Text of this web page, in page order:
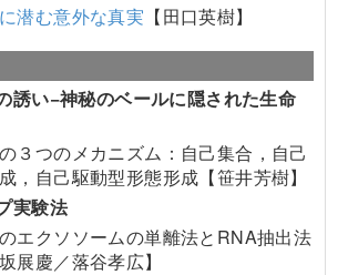
潜む意外な真実 【田口英樹】
誘い−神秘のベールに隠された生命
３つのメカニズム：自己集合，自己
，自己駆動型形態形成【笹井芳樹】
実験法
エクソソームの単離法とRNA抽出法
展慶／落谷孝広】